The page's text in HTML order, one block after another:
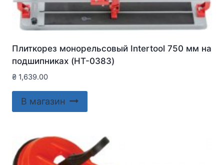
Плиткорез монорельсовый Intertool 750 мм на
подшипниках (HT-0383)
₴ 1,639.00
В магазин